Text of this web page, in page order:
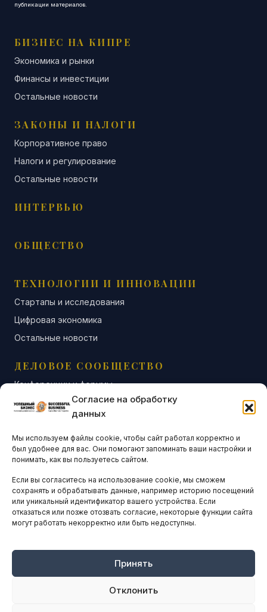
Согласие на обработку
данных
Мы используем файлы cookie, чтобы сайт работал корректно и
был удобнее для вас. Они помогают запоминать ваши настройки и
понимать, как вы пользуетесь сайтом.
Если вы согласитесь на использование cookie, мы сможем
сохранять и обрабатывать данные, например историю посещений
или уникальный идентификатор вашего устройства. Если
отказаться или позже отозвать согласие, некоторые функции сайта
могут работать некорректно или быть недоступны.
Принять
Отклонить
публикации материалов.
БИЗНЕС НА КИПРЕ
Экономика и рынки
Финансы и инвестиции
Остальные новости
ЗАКОНЫ И НАЛОГИ
Корпоративное право
Налоги и регулирование
Остальные новости
ИНТЕРВЬЮ
ОБЩЕСТВО
ТЕХНОЛОГИИ И ИННОВАЦИИ
Стартапы и исследования
Цифровая экономика
Остальные новости
ДЕЛОВОЕ СООБЩЕСТВО
Конференции и форумы
Бизнес-клубы и ассоциации
Остальные новости
АНАЛИТИКА И СТАТИСТИКА
ARTICLES IN ENGLISH
НАВИГАЦИЯ
Оплата онлайн